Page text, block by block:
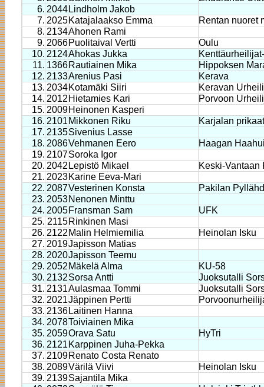
6. 2044 Lindholm Jakob
7. 2025Katajalaakso Emma
Rentan nuoret
8. 2134Ahonen Rami
9. 2066Puolitaival Vertti
Oulu
10. 2124Ahokas Jukka
11. 1366Rautiainen Mika
Hippoksen
12. 2133Arenius Pasi
Kerava
13. 2034Kotamäki Siiri
Keravan
14. 2012 Hietamies Kari
Porvoon
15. 2009Heinonen Kasperi
16. 2101 Mikkonen Riku
Karjalan
17. 2135Sivenius Lasse
18. 2086Vehmanen Eero
Haagan
19. 2107Soroka Igor
20. 2042 Lepistö Mikael
Keski-Vantaan
21. 2023Karine Eeva-Mari
22. 2087Vesterinen Konsta
Pakilan
23. 2053Nenonen Minttu
24. 2005Fransman Sam
UFK
25. 2115Rinkinen Masi
26. 2122 Malin Helmiemilia
Heinolan Isku
27. 2019Japisson Matias
28. 2020Japisson Teemu
29. 2052 Mäkelä Alma
KU-58
30. 2132Sorsa Antti
Juoksutalli
31. 2131Aulasmaa Tommi
Juoksutalli
32. 2021Jäppinen Pertti
33. 2136 Laitinen Hanna
34. 2078Toiviainen Mika
35. 2059Orava Satu
HyTri
36. 2121 Karppinen Juha-Pekka
37. 2109Renato Costa Renato
38. 2089Värilä Viivi
Heinolan Isku
39. 2139Sajantila Mika